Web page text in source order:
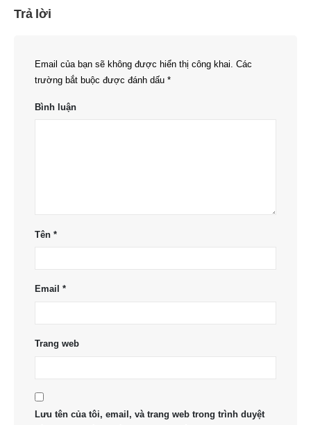
Trả lời
Email của bạn sẽ không được hiển thị công khai. Các
trường bắt buộc được đánh dấu *
Bình luận
Tên *
Email *
Trang web
Lưu tên của tôi, email, và trang web trong trình duyệt